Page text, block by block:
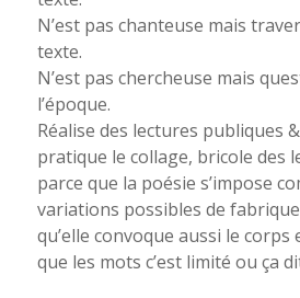
N’est pas chanteuse mais
texte.
N’est pas chercheuse mais
l’époque.
Réalise des lectures publiques
pratique le collage, bricole des
parce que la poésie s’impose
variations possibles de
qu’elle convoque aussi le corps
que les mots c’est limité ou ça